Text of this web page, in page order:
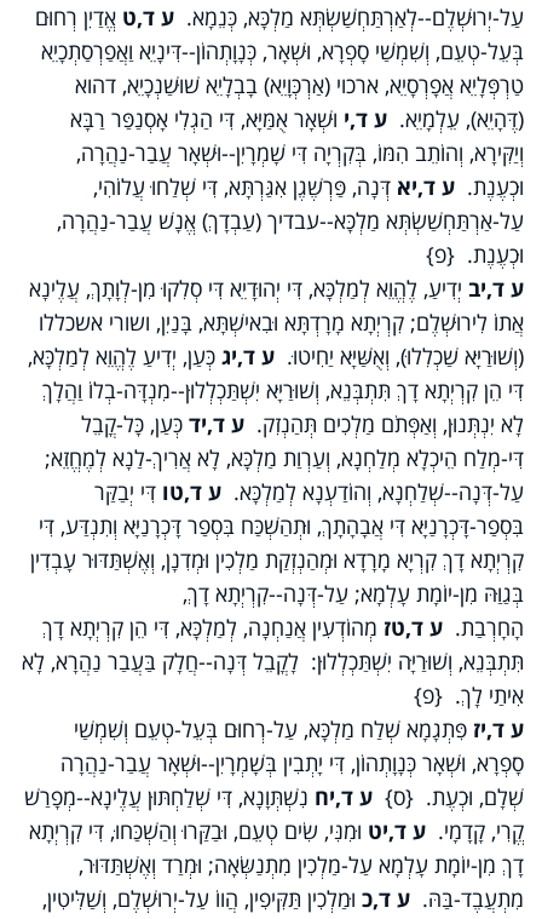
עַל-יְרוּשְׁלֶם--לְאַרְתַּחְשַׁשְׂתְּא מַלְכָּא, כְּנֵמָא. ע ד,ט אֱדַיִן רְחוּם
בְּעֵל-טְעֵם, וְשִׁמְשַׁי סָפְרָא, וּשְׁאָר, כְּנָוָתְהוֹן--דִּינָיֵא וַאֲפַרְסַתְכָיֵא
טַרְפְּלָיֵא אֲפָרְסָיֵא, ארכוי (אַרְכְּוָיֵא) בָבְלָיֵא שׁוּשַׁנְכָיֵא, דהוא
(דֶּהָיֵא), עֵלְמָיֵא. ע ד,י וּשְׁאָר אֻמַּיָּא, דִּי הַגְלִי אָסְנַפַּר רַבָּא
וְיַקִּירָא, וְהוֹתֵב הִמּוֹ, בְּקִרְיָה דִּי שָׁמְרָיִן--וּשְׁאָר עֲבַר-נַהֲרָה,
וּכְעֶנֶת. ע ד,יא דְּנָה, פַּרְשֶׁגֶן אִגַּרְתָּא, דִּי שְׁלַחוּ עֲלוֹהִי,
עַל-אַרְתַּחְשַׁשְׂתְּא מַלְכָּא--עבדיך (עַבְדָךְ) אֱנָשׁ עֲבַר-נַהֲרָה,
וּכְעֶנֶת. {פ}
ע ד,יב יְדִיעַ, לֶהֱוֵא לְמַלְכָּא, דִּי יְהוּדָיֵא דִּי סְלִקוּ מִן-לְוָתָךְ, עֲלֶינָא
אֲתוֹ לִירוּשְׁלֶם; קִרְיְתָא מָרָדְתָּא וּבִאישְׁתָּא, בָּנַיִן, ושורי אשכללו
(וְשׁוּרַיָּא שַׁכְלִלוּ), וְאֻשַּׁיָּא יַחִיטוּ. ע ד,יג כְּעַן, יְדִיעַ לֶהֱוֵא לְמַלְכָּא,
דִּי הֵן קִרְיְתָא דָךְ תִּתְבְּנֵא, וְשׁוּרַיָּא יִשְׁתַּכְלְלוּן--מִנְדָּה-בְלוֹ וַהֲלָךְ
לָא יִנְתְּנוּן, וְאַפְּתֹם מַלְכִים תְּהַנְזִק. ע ד,יד כְּעַן, כָּל-קֳבֵל
דִּי-מְלַח הֵיכְלָא מְלַחְנָא, וְעַרְוַת מַלְכָּא, לָא אֲרִיךְ-לַנָא לְמֶחֱזֵא;
עַל-דְּנָה--שְׁלַחְנָא, וְהוֹדַעְנָא לְמַלְכָּא. ע ד,טו דִּי יְבַקַּר
בִּסְפַר-דָּכְרָנַיָּא דִּי אֲבָהָתָךְ, וּתְהַשְׁכַּח בִּסְפַר דָּכְרָנַיָּא וְתִנְדַּע, דִּי
קִרְיְתָא דָךְ קִרְיָא מָרָדָא וּמְהַנְזְקַת מַלְכִין וּמְדִנָן, וְאֶשְׁתַּדּוּר עָבְדִין
בְּגַוַּהּ מִן-יוֹמָת עָלְמָא; עַל-דְּנָה--קִרְיְתָא דָךְ,
הָחָרְבַת. ע ד,טז מְהוֹדְעִין אֲנַחְנָה, לְמַלְכָּא, דִּי הֵן קִרְיְתָא דָךְ
תִּתְבְּנֵא, וְשׁוּרַיָּה יִשְׁתַּכְלְלוּן: לָקֳבֵל דְּנָה--חֲלָק בַּעֲבַר נַהֲרָא, לָא
אִיתַי לָךְ. {פ}
ע ד,יז פִּתְגָמָא שְׁלַח מַלְכָּא, עַל-רְחוּם בְּעֵל-טְעֵם וְשִׁמְשַׁי
סָפְרָא, וּשְׁאָר כְּנָוָתְהוֹן, דִּי יָתְבִין בְּשָׁמְרָיִן--וּשְׁאָר עֲבַר-נַהֲרָה
שְׁלָם, וּכְעֶת. {ס} ע ד,יח נִשְׁתְּוָנָא, דִּי שְׁלַחְתּוּן עֲלֶינָא--מְפָרַשׁ
קֱרִי, קָדָמָי. ע ד,יט וּמִנִּי, שִׂים טְעֵם, וּבַקַּרוּ וְהַשְׁכַּחוּ, דִּי קִרְיְתָא
דָךְ מִן-יוֹמָת עָלְמָא עַל-מַלְכִין מִתְנַשְּׂאָה; וּמְרַד וְאֶשְׁתַּדּוּר,
מִתְעֲבֶד-בַּהּ. ע ד,כ וּמַלְכִין תַּקִּיפִין, הֲווֹ עַל-יְרוּשְׁלֶם, וְשַׁלִּיטִין,